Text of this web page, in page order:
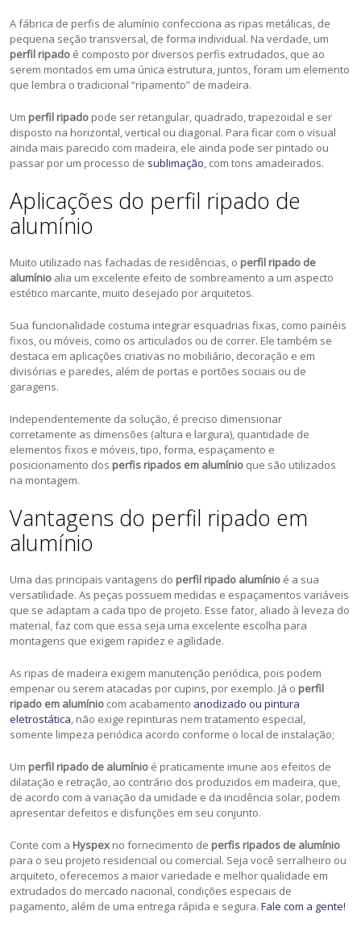
A fábrica de perfis de alumínio confecciona as ripas metálicas, de
pequena seção transversal, de forma individual. Na verdade, um
perfil ripado é composto por diversos perfis extrudados, que ao
serem montados em uma única estrutura, juntos, foram um elemento
que lembra o tradicional “ripamento” de madeira.
Um perfil ripado pode ser retangular, quadrado, trapezoidal e ser
disposto na horizontal, vertical ou diagonal. Para ficar com o visual
ainda mais parecido com madeira, ele ainda pode ser pintado ou
passar por um processo de sublimação, com tons amadeirados.
Aplicações do perfil ripado de
alumínio
Muito utilizado nas fachadas de residências, o perfil ripado de
alumínio alia um excelente efeito de sombreamento a um aspecto
estético marcante, muito desejado por arquitetos.
Sua funcionalidade costuma integrar esquadrias fixas, como painéis
fixos, ou móveis, como os articulados ou de correr. Ele também se
destaca em aplicações criativas no mobiliário, decoração e em
divisórias e paredes, além de portas e portões sociais ou de
garagens.
Independentemente da solução, é preciso dimensionar
corretamente as dimensões (altura e largura), quantidade de
elementos fixos e móveis, tipo, forma, espaçamento e
posicionamento dos perfis ripados em alumínio que são utilizados
na montagem.
Vantagens do perfil ripado em
alumínio
Uma das principais vantagens do perfil ripado alumínio é a sua
versatilidade. As peças possuem medidas e espaçamentos variáveis
que se adaptam a cada tipo de projeto. Esse fator, aliado à leveza do
material, faz com que essa seja uma excelente escolha para
montagens que exigem rapidez e agilidade.
As ripas de madeira exigem manutenção periódica, pois podem
empenar ou serem atacadas por cupins, por exemplo. Já o perfil
ripado em alumínio com acabamento anodizado ou pintura
eletrostática, não exige repinturas nem tratamento especial,
somente limpeza periódica acordo conforme o local de instalação;
Um perfil ripado de alumínio é praticamente imune aos efeitos de
dilatação e retração, ao contrário dos produzidos em madeira, que,
de acordo com a variação da umidade e da incidência solar, podem
apresentar defeitos e disfunções em seu conjunto.
Conte com a Hyspex no fornecimento de perfis ripados de alumínio
para o seu projeto residencial ou comercial. Seja você serralheiro ou
arquiteto, oferecemos a maior variedade e melhor qualidade em
extrudados do mercado nacional, condições especiais de
pagamento, além de uma entrega rápida e segura.Fale com a gente!